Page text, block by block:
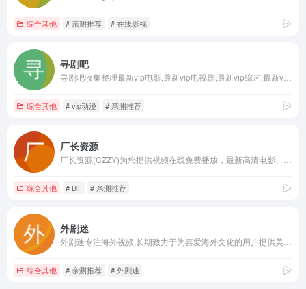
综合其他 # 亲测推荐 # 在线影视
寻剧吧
综合其他 # vip动漫 # 亲测推荐
厂长资源
综合其他 # BT # 亲测推荐
外剧迷
综合其他 # 亲测推荐 # 外剧迷